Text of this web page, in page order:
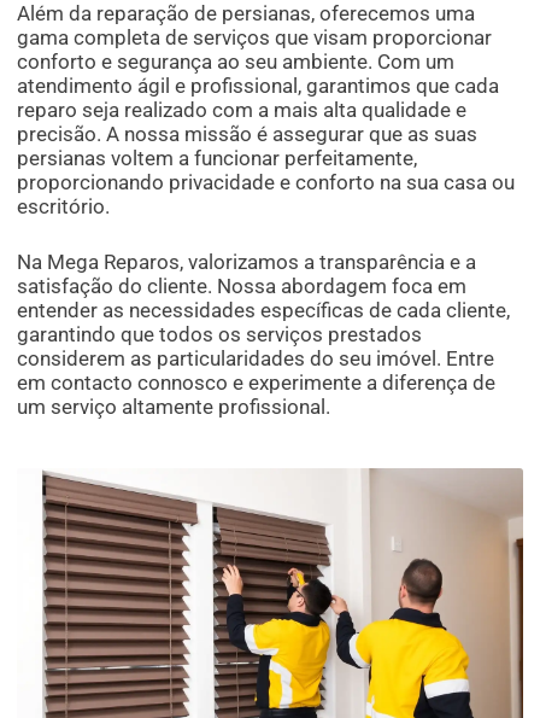
Além da reparação de persianas, oferecemos uma
gama completa de serviços que visam proporcionar
conforto e segurança ao seu ambiente. Com um
atendimento ágil e profissional, garantimos que cada
reparo seja realizado com a mais alta qualidade e
precisão. A nossa missão é assegurar que as suas
persianas voltem a funcionar perfeitamente,
proporcionando privacidade e conforto na sua casa ou
escritório.
Na Mega Reparos, valorizamos a transparência e a
satisfação do cliente. Nossa abordagem foca em
entender as necessidades específicas de cada cliente,
garantindo que todos os serviços prestados
considerem as particularidades do seu imóvel. Entre
em contacto connosco e experimente a diferença de
um serviço altamente profissional.